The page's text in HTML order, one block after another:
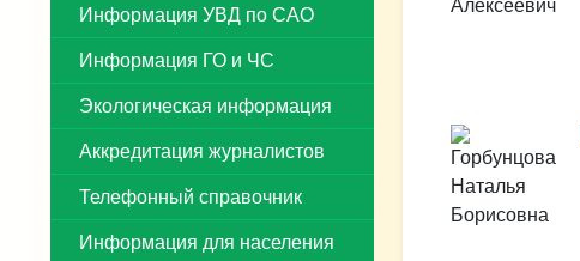
Информация УВД по САО
Информация ГО и ЧС
Экологическая информация
Аккредитация журналистов
Телефонный справочник
Информация для населения